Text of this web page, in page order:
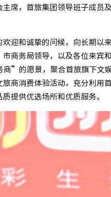
席，首旅集团领导班子成员
迎和诚挚的问候，向长期以
商务局领导，以及各位来宾
商”的愿景，聚合首旅旗下文
商消费体验活动，充分利用
提供优选场所和优质服务。